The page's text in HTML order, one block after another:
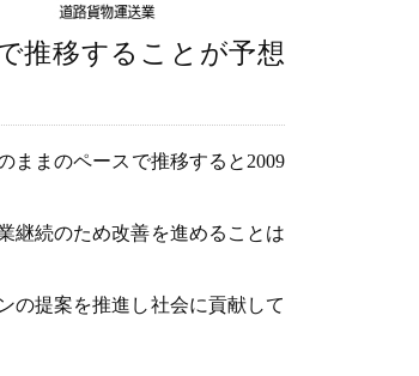
推移することが予想
ままのペースで推移すると2009
継続のため改善を進めることは
の提案を推進し社会に貢献して